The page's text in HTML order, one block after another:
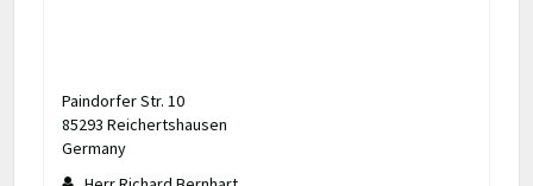
Paindorfer Str. 10
85293 Reichertshausen
Germany